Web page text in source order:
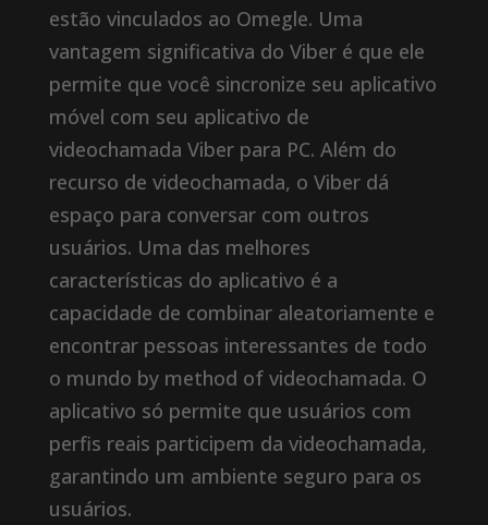
estão vinculados ao Omegle. Uma
vantagem significativa do Viber é que ele
permite que você sincronize seu aplicativo
móvel com seu aplicativo de
videochamada Viber para PC. Além do
recurso de videochamada, o Viber dá
espaço para conversar com outros
usuários. Uma das melhores
características do aplicativo é a
capacidade de combinar aleatoriamente e
encontrar pessoas interessantes de todo
o mundo by method of videochamada. O
aplicativo só permite que usuários com
perfis reais participem da videochamada,
garantindo um ambiente seguro para os
usuários.